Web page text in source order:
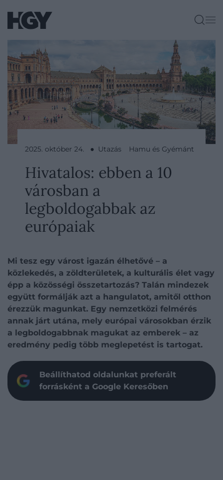
2025. október 24. ● Utazás Hamu és Gyémánt
Hivatalos: ebben a 10
városban a
legboldogabbak az
európaiak
Mi tesz egy várost igazán élhetővé – a
közlekedés, a zöldterületek, a kulturális élet vagy
épp a közösségi összetartozás? Talán mindezek
együtt formálják azt a hangulatot, amitől otthon
érezzük magunkat. Egy nemzetközi felmérés
annak járt utána, mely európai városokban érzik
a legboldogabbnak magukat az emberek – az
eredmény pedig több meglepetést is tartogat.
Beállíthatod oldalunkat preferált
forrásként a Google Keresőben